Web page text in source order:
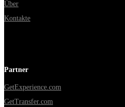
Über
Kontakte
Partner
GetExperience.com
GetTransfer.com